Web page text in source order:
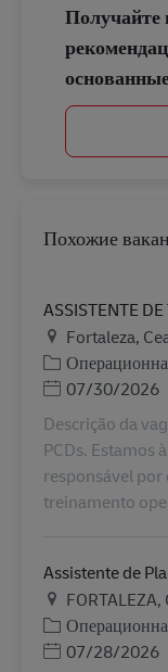
Получайте
Похожие
ASSISTENTE
Fortaleza,
Категория
Дата публикации
07/30/2026
Descrição da
PCDs. Estamos
responsável por
treinamento
Assistente de
FORTALEZA,
Категория
Дата публикации
07/28/2026